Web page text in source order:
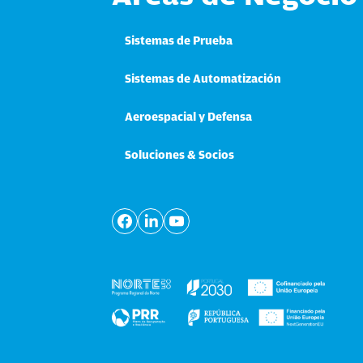
Sistemas de Prueba
Sistemas de Automatización
Aeroespacial y Defensa
Soluciones & Socios